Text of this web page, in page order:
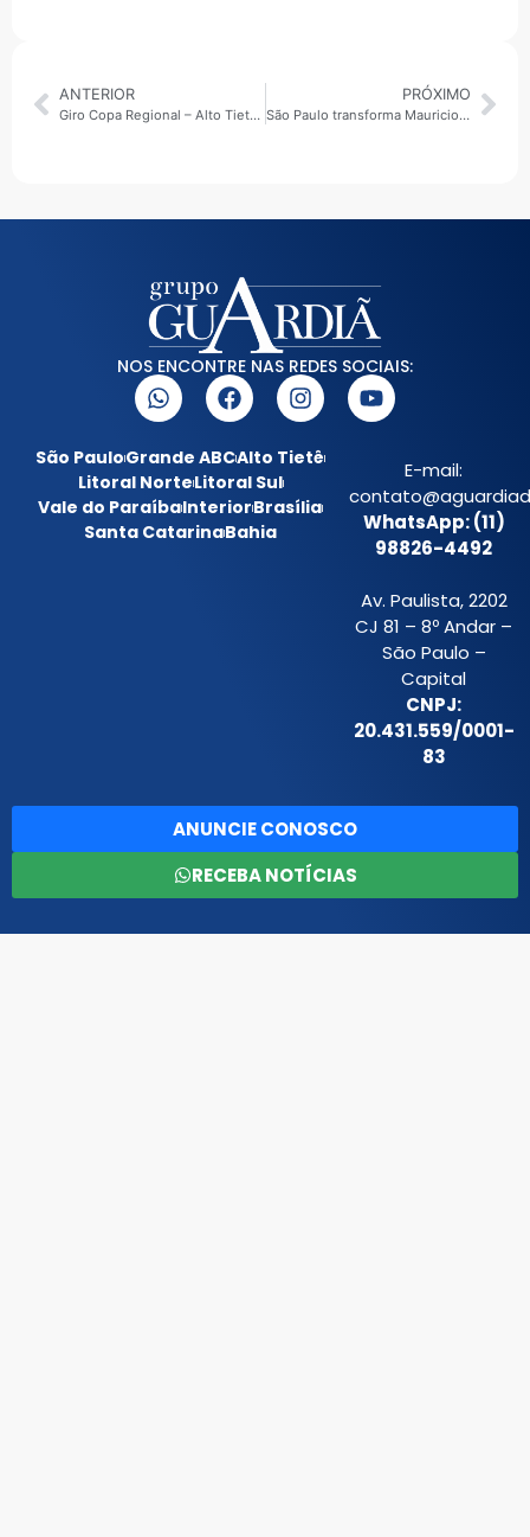
ANTERIOR
Giro Copa Regional – Alto Tietê entra em clima de Mundial com telões, figurinhas e experiências para toda a família
PRÓXIMO
São Paulo transforma Mauricio de Sousa em patrimônio vivo da cidade e lança mascote oficial da Capital
NOS ENCONTRE NAS REDES SOCIAIS:
São PauloGrande ABCAlto Tietê
Litoral NorteLitoral Sul
Vale do ParaíbaInteriorBrasília
Santa CatarinaBahia
E-mail:
WhatsApp: (11)
98826-4492
Av. Paulista, 2202
CJ 81 – 8º Andar –
São Paulo –
Capital
CNPJ:
20.431.559/0001-
83
ANUNCIE CONOSCO
RECEBA NOTÍCIAS